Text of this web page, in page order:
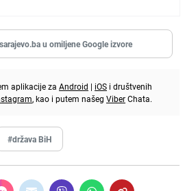
u omiljene Google izvore
aplikacije za Android | iOS i društvenih
, kao i putem našeg ViberChata.
#država BiH